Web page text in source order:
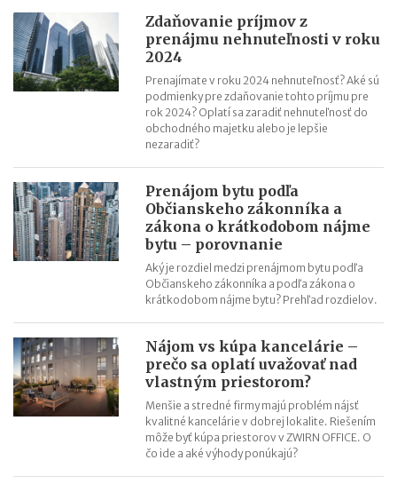
Zdaňovanie príjmov z
prenájmu nehnuteľnosti v roku
2024
Prenajímate v roku 2024 nehnuteľnosť? Aké sú
podmienky pre zdaňovanie tohto príjmu pre
rok 2024? Oplatí sa zaradiť nehnuteľnosť do
obchodného majetku alebo je lepšie
nezaradiť?
Prenájom bytu podľa
Občianskeho zákonníka a
zákona o krátkodobom nájme
bytu – porovnanie
Aký je rozdiel medzi prenájmom bytu podľa
Občianskeho zákonníka a podľa zákona o
krátkodobom nájme bytu? Prehľad rozdielov.
Nájom vs kúpa kancelárie –
prečo sa oplatí uvažovať nad
vlastným priestorom?
Menšie a stredné firmy majú problém nájsť
kvalitné kancelárie v dobrej lokalite. Riešením
môže byť kúpa priestorov v ZWIRN OFFICE. O
čo ide a aké výhody ponúkajú?